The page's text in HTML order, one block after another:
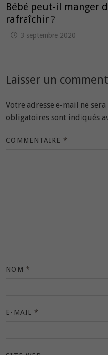
Bébé peut-il manger
rafraîchir ?
3 septembre 2020
Laisser un
Votre adresse e-mail ne
obligatoires sont indiqués
COMMENTAIRE*
NOM *
E-MAIL *